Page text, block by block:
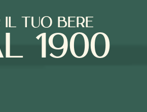
IL TUO BERE
1900